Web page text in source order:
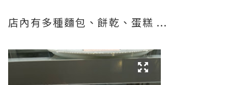
店內有多種麵包、餅乾、蛋糕 ...